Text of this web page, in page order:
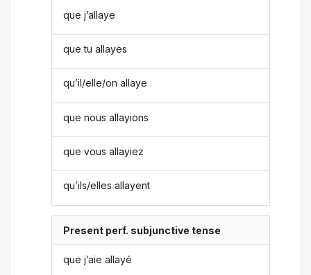
que j’allaye
que tu allayes
qu’il/elle/on allaye
que nous allayions
que vous allayiez
qu’ils/elles allayent
Present perf. subjunctive tense
que j’aie allayé